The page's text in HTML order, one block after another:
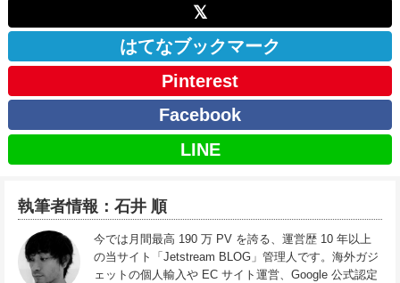
𝕏
はてなブックマーク
Pinterest
Facebook
LINE
執筆者情報：石井 順
今では月間最高 190 万 PV を誇る、運営歴 10 年以上
の当サイト「Jetstream BLOG」管理人です。海外ガジ
ェットの個人輸入や EC サイト運営、Google 公式認定